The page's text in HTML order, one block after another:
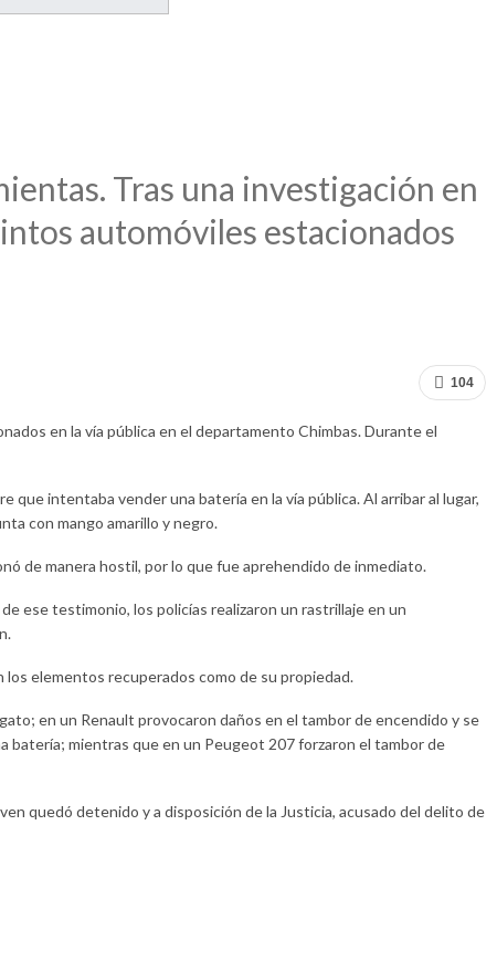
Tras una investigación en
automóviles estacionados
104
en la vía pública en el departamento Chimbas. Durante el
que intentaba vender una batería en la vía pública. Al arribar al lugar,
con mango amarillo y negro.
de manera hostil, por lo que fue aprehendido de inmediato.
ese testimonio, los policías realizaron un rastrillaje en un
elementos recuperados como de su propiedad.
en un Renault provocaron daños en el tambor de encendido y se
batería; mientras que en un Peugeot 207 forzaron el tambor de
quedó detenido y a disposición de la Justicia, acusado del delito de